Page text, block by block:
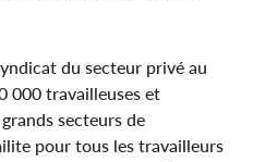
du secteur privé au
000 travailleuses et
secteurs de
pour tous les travailleurs